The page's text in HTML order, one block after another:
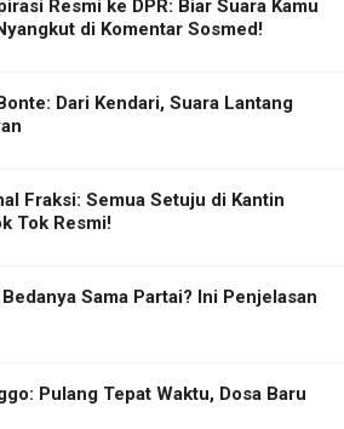
Resmi ke DPR: Biar Suara Kamu
di Komentar Sosmed!
Dari Kendari, Suara Lantang
Fraksi: Semua Setuju di Kantin
Tok Resmi!
Sama Partai? Ini Penjelasan
Pulang Tepat Waktu, Dosa Baru